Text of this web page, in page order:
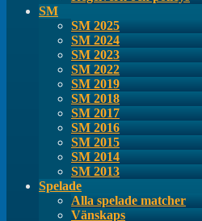
SM
SM 2025
SM 2024
SM 2023
SM 2022
SM 2019
SM 2018
SM 2017
SM 2016
SM 2015
SM 2014
SM 2013
Spelade
Alla spelade matcher
Vänskaps